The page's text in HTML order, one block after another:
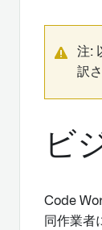
注:
訳
ビ
Code
同作業者